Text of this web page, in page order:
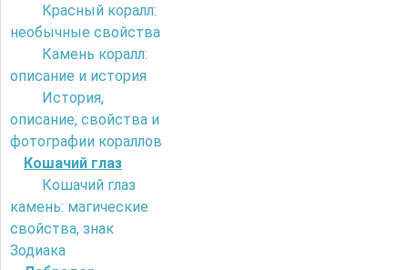
Красный коралл:
необычные свойства
Камень коралл:
описание и история
История,
описание, свойства и
фотографии кораллов
Кошачий глаз
Кошачий глаз
камень: магические
свойства, знак
Зодиака